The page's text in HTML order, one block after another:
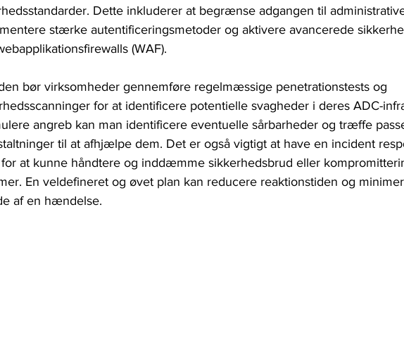
Dette inkluderer at begrænse adgangen til
stærke autentificeringsmetoder og aktivere avancerede
(WAF).
bør virksomheder gennemføre regelmæssige penetrationstests og
for at identificere potentielle svagheder i deres ADC-
angreb kan man identificere eventuelle sårbarheder og træffe
til at afhjælpe dem. Det er også vigtigt at have en incident
for at kunne håndtere og inddæmme sikkerhedsbrud eller
En veldefineret og øvet plan kan reducere reaktionstiden og
af en hændelse.